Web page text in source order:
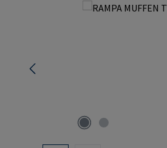
Bildergalerie überspringen